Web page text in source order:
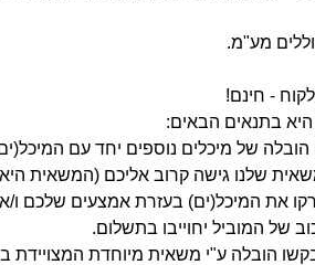
מע"מ.
- חינם!
בתנאים הבאים:
של מיכלים נוספים יחד עם
שלנו גישה קרוב אליכם (המשאית
את המיכל(ים) בעזרת אמצעים שלכם ו/או
של המוביל יחוייבו בתשלום.
הובלה ע"י משאית מיוחדת המצויידת